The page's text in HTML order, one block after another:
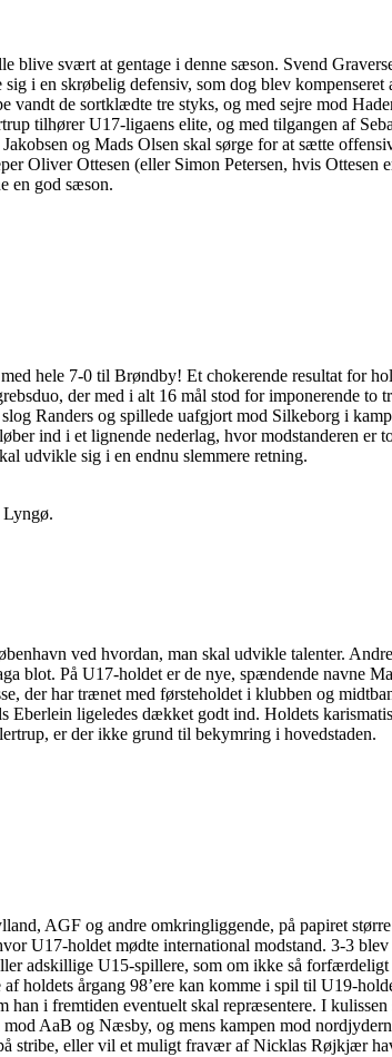
blive svært at gentage i denne sæson. Svend
i en skrøbelig defensiv, som dog blev
vandt de sortklædte tre styks, og med sejre mod
tilhører U17-ligaens elite, og med tilgangen af
og Mads Olsen skal sørge for at sætte
Ottesen (eller Simon Petersen, hvis Ottesen
en god sæson.
hele 7-0 til Brøndby! Et chokerende resultat for
der med i alt 16 mål stod for imponerende to
Randers og spillede uafgjort mod Silkeborg i
ind i et lignende nederlag, hvor modstanderen
udvikle sig i en endnu slemmere retning.
Lyngø.
ved hvordan, man skal udvikle talenter.
blot. På U17-holdet er de nye, spændende navne
der har trænet med førsteholdet i klubben og
ligeledes dækket godt ind. Holdets
er der ikke grund til bekymring i hovedstaden.
AGF og andre omkringliggende, på papiret
U17-holdet mødte international modstand. 3-3
adskillige U15-spillere, som om ikke så
holdets årgang 98’ere kan komme i spil til U19-
i fremtiden eventuelt skal repræsentere. I
AaB og Næsby, og mens kampen mod
stribe, eller vil et muligt fravær af Nicklas Røjkjær